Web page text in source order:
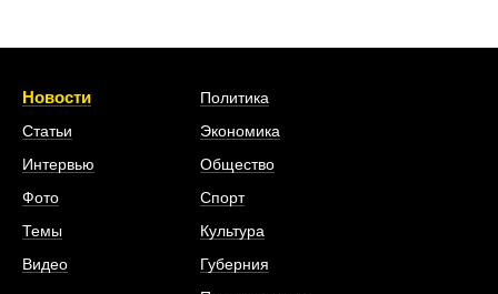
Новости
Статьи
Интервью
Фото
Темы
Видео
Политика
Экономика
Общество
Спорт
Культура
Губерния